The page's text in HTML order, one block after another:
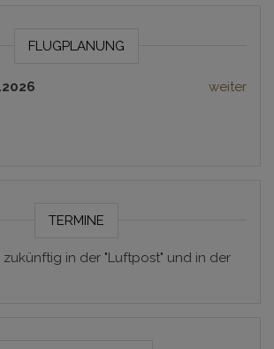
FLUGPLANUNG
weiter
TERMINE
zukünftig in der "Luftpost" und in der